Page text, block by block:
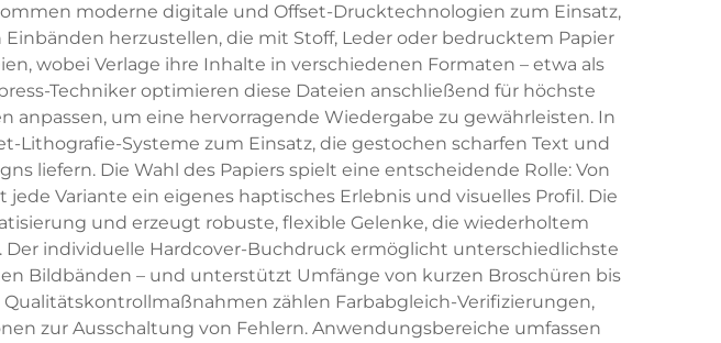
moderne digitale und Offset-Drucktechnologien zum Einsatz,
herzustellen, die mit Stoff, Leder oder bedrucktem Papier
wobei Verlage ihre Inhalte in verschiedenen Formaten – etwa als
Techniker optimieren diese Dateien anschließend für höchste
um eine hervorragende Wiedergabe zu gewährleisten. In
Systeme zum Einsatz, die gestochen scharfen Text und
liefern. Die Wahl des Papiers spielt eine entscheidende Rolle: Von
Variante ein eigenes haptisches Erlebnis und visuelles Profil. Die
und erzeugt robuste, flexible Gelenke, die wiederholtem
individuelle Hardcover-Buchdruck ermöglicht unterschiedlichste
Bildbänden – und unterstützt Umfänge von kurzen Broschüren bis
zählen Farbabgleich-Verifizierungen,
zur Ausschaltung von Fehlern. Anwendungsbereiche umfassen